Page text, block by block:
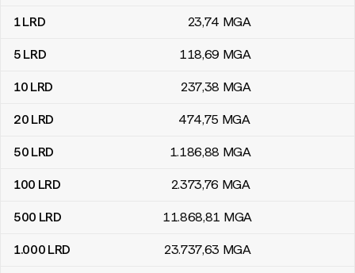
Tabela de conversão de Dólares liberianos para Ariarys malgaxes
1LRD 23,74 MGA
5 LRD 118,69 MGA
10 LRD 237,38 MGA
20 LRD 474,75 MGA
50 LRD 1.186,88 MGA
100 LRD 2.373,76 MGA
500 LRD 11.868,81 MGA
1.000 LRD 23.737,63 MGA